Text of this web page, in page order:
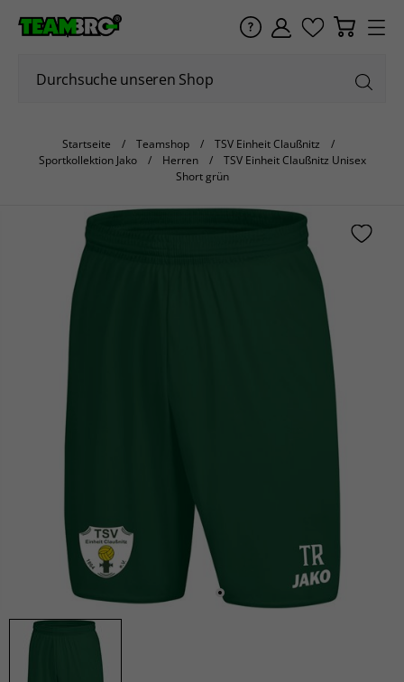
Startseite Teamshop
TSV Einheit Claußnitz
Sportkollektion Jako
Herren
TSV Einheit Claußnitz Unisex
Short grün